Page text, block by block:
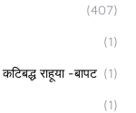
(407)
(1)
राहूया -बापट (1)
(1)